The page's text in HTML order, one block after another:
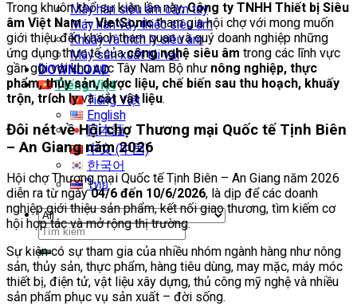
Máy hàn siêu âm cầm tay
Máy hàn vảy thiếc siêu âm
Khuấy và trích ly siêu âm
Máy sản xuất túi vải
DOWNLOAD
Tiếng Việt
Tiếng Việt
English
日本語
中文 (中国)
한국어
ไทย
Tìm
kiếm:
Trong khuôn khổ sự kiện lần này,Công ty TNHH Thiết bị Siêu
âm Việt Nam – VietSonictham gia hội chợ với mong muốn
giới thiệu đến khách tham quan và quý doanh nghiệp những
ứng dụng thực tế củacông nghệ siêu âm trong các lĩnh vực
gần gũi với khu vực Tây Nam Bộ như nông nghiệp, thực
phẩm, thủy sản, dược liệu, chế biến sau thu hoạch, khuấy
trộn, trích lyvàcắt vật liệu.
Đôi nét về Hội chợ Thương mại Quốc tế Tịnh Biên
– An Giang năm 2026
Hội chợ Thương mại Quốc tế Tịnh Biên – An Giang năm 2026
diễn ra từ ngày04/6 đến 10/6/2026, là dịp để các doanh
nghiệp giới thiệu sản phẩm, kết nối giao thương, tìm kiếm cơ
hội hợp tác và mở rộng thị trường.
Sự kiện có sự tham gia của nhiều nhóm ngành hàng như nông
sản, thủy sản, thực phẩm, hàng tiêu dùng, may mặc, máy móc
thiết bị, điện tử, vật liệu xây dựng, thủ công mỹ nghệ và nhiều
sản phẩm phục vụ sản xuất – đời sống.